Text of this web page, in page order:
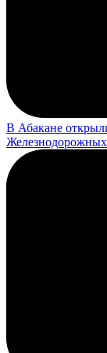
В Абакане